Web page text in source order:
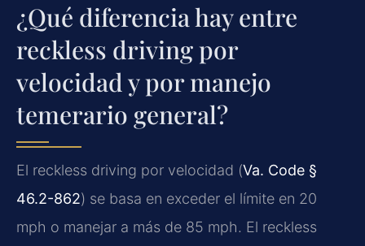
¿Qué diferencia hay entre
reckless driving por
velocidad y por manejo
temerario general?
El reckless driving por velocidad (Va. Code §
46.2-862) se basa en exceder el límite en 20
mph o manejar a más de 85 mph. El reckless